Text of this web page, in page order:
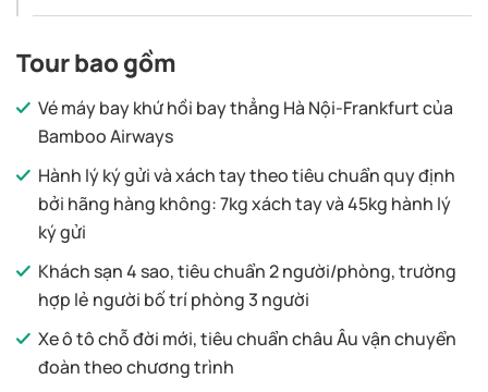
Tour bao gồm
Vé máy bay khứ hồi bay thẳng Hà Nội-Frankfurt của
Bamboo Airways
Hành lý ký gửi và xách tay theo tiêu chuẩn quy định
bởi hãng hàng không: 7kg xách tay và 45kg hành lý
ký gửi
Khách sạn 4 sao, tiêu chuẩn 2 người/phòng, trường
hợp lẻ người bố trí phòng 3 người
Xe ô tô chỗ đời mới, tiêu chuẩn châu Âu vận chuyển
đoàn theo chương trình